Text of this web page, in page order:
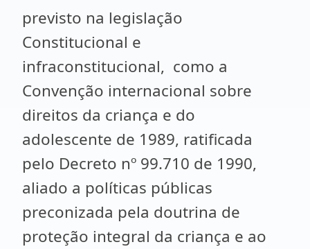
previsto na legislação
Constitucional e
infraconstitucional, como a
Convenção internacional sobre
direitos da criança e do
adolescente de 1989, ratificada
pelo Decreto nº 99.710 de 1990,
aliado a políticas públicas
preconizada pela doutrina de
proteção integral da criança e ao